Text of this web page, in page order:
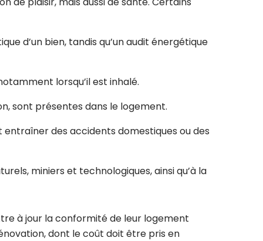
d’un bien, tandis qu’un audit énergétique
lorsqu’il est inhalé.
sont présentes dans le logement.
des accidents domestiques ou des
miniers et technologiques, ainsi qu’à la
à jour la conformité de leur logement
dont le coût doit être pris en